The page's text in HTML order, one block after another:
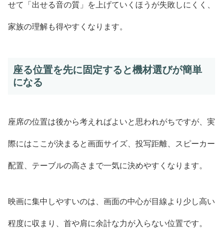
せて「出せる音の質」を上げていくほうが失敗しにくく、
家族の理解も得やすくなります。
座る位置を先に固定すると機材選びが簡単
になる
座席の位置は後から考えればよいと思われがちですが、実
際にはここが決まると画面サイズ、投写距離、スピーカー
配置、テーブルの高さまで一気に決めやすくなります。
映画に集中しやすいのは、画面の中心が目線より少し高い
程度に収まり、首や肩に余計な力が入らない位置です。